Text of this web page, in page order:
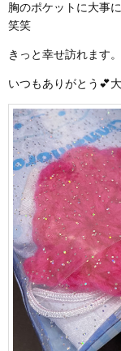
胸のポケットに大事
笑笑
きっと幸せ訪れます。
いつもありがとう💕